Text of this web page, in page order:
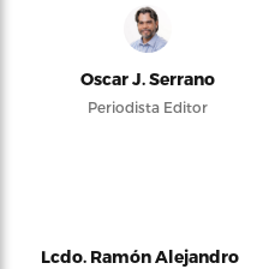
Oscar J. Serrano
Periodista Editor
Lcdo. Ramón Alejandro